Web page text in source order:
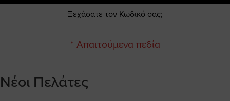
Ξεχάσατε τον Κωδικό σας;
Νέοι Πελάτες